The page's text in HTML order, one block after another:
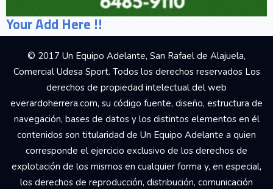
Your Add Here !!
© 2017 Un Equipo Adelante, San Rafael de Alajuela,
Comercial Udesa Sport. Todos los derechos reservados Los
derechos de propiedad intelectual del web
everardoherrera.com, su código fuente, diseño, estructura de
navegación, bases de datos y los distintos elementos en él
contenidos son titularidad de Un Equipo Adelante a quien
corresponde el ejercicio exclusivo de los derechos de
explotación de los mismos en cualquier forma y, en especial,
los derechos de reproducción, distribución, comunicación